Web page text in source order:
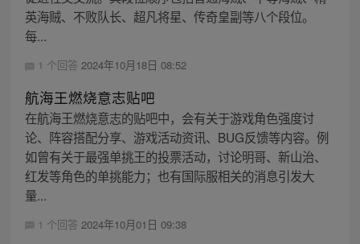
英海贼、不败队长、超凡将星、传奇皇副等八个段位。
每...
1 个回答 2024年10月18日 08:52
航海王燃烧意志贴吧
在航海王燃烧意志的贴吧中，会有关于游戏角色强度讨
论、阵容搭配分享、游戏活动资讯、BUG反馈等内容。例
如曾有关于最强单挑王的投票活动，讨论明哥、新山治、
红发等角色的单挑能力；也有国际服相关的消息引发大
量...
1 个回答 2024年10月01日 09:38